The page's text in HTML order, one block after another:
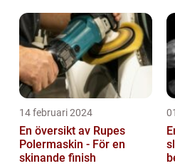
14 februari 2024
En översikt av Rupes
Polermaskin - För en
skinande finish